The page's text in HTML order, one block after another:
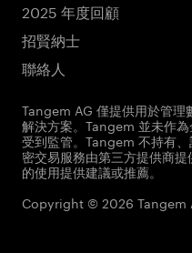
2025 年度回顧
招賢納士
聯絡人
Tangem AG 僅提供用於管理
解決方案。Tangem 並未作
受到監管。Tangem 不持有
密交易服務由第三方提供商
的使用提供建議或推薦。